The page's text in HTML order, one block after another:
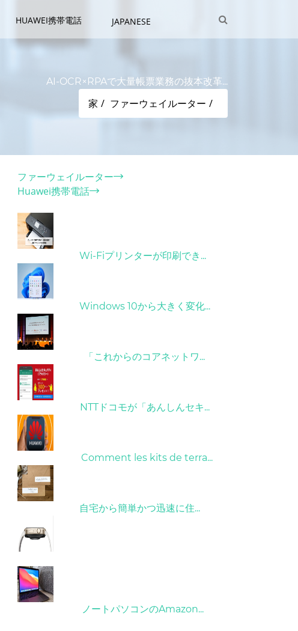
HUAWEI携帯電話 JAPANESE
AI-OCR×RPAで大量帳票業務の抜本改革...
家 ファーウェイルーター
ファーウェイルーター
Huawei携帯電話
Wi-Fiプリンターが印刷でき...
Windows 10から大きく変化...
「これからのコアネットワ...
NTTドコモが「あんしんセキ...
Comment les kits de terra...
自宅から簡単かつ迅速に住...
ノートパソコンのAmazon...